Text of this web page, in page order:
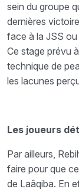
sein du groupe
dernières
face à la JSS
Ce stage prévu
technique de
les lacunes
Les joueurs
Par ailleurs,
faire pour que
de Laâqiba. En